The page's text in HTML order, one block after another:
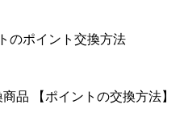
のポイント交換方法
品 【ポイントの交換方法】